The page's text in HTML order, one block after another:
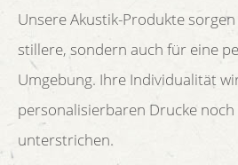
Unsere Akustik-Produkte
stillere, sondern auch für eine
Umgebung. Ihre Individualität
personalisierbaren Drucke noch
unterstrichen.